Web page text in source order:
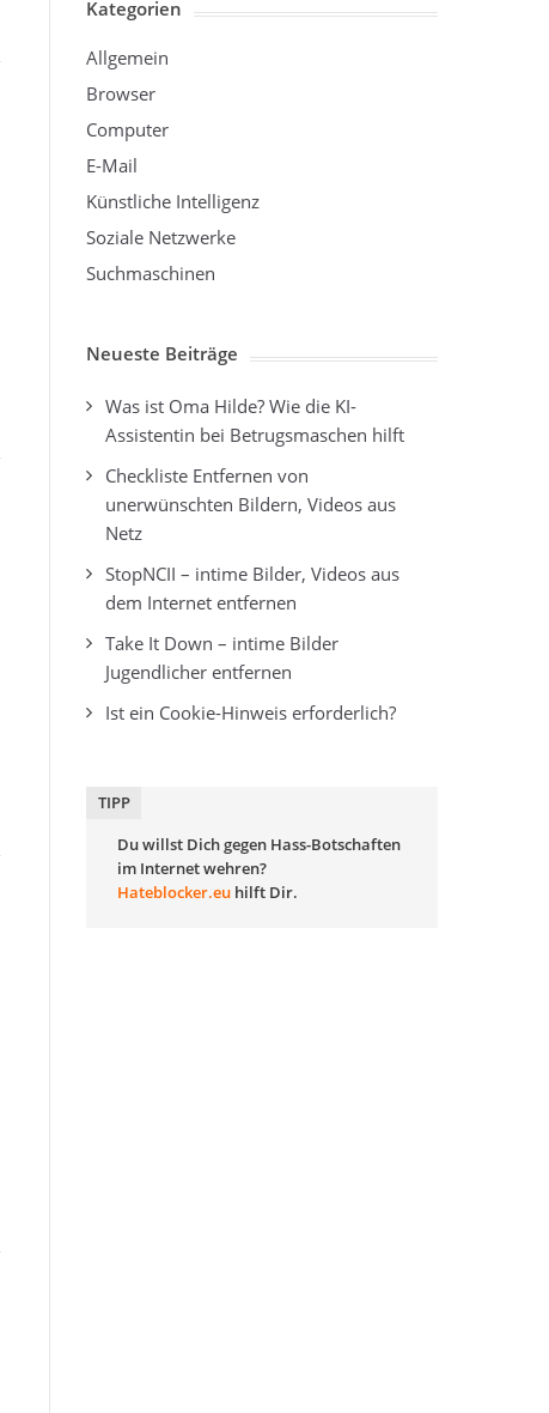
Kategorien
Allgemein
Browser
Computer
E-Mail
Künstliche Intelligenz
Soziale Netzwerke
Suchmaschinen
Neueste Beiträge
Was ist Oma Hilde? Wie die KI-
Assistentin bei Betrugsmaschen hilft
Checkliste Entfernen von
unerwünschten Bildern, Videos aus
Netz
StopNCII – intime Bilder, Videos aus
dem Internet entfernen
Take It Down – intime Bilder
Jugendlicher entfernen
Ist ein Cookie-Hinweis erforderlich?
TIPP
Du willst Dich gegen Hass-Botschaften
im Internet wehren?
Hateblocker.euhilft Dir.